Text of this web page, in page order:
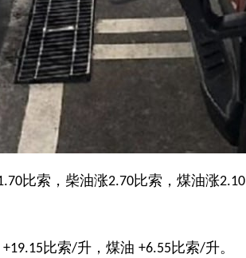
比索，柴油涨2.70比索，煤油涨2.10
+19.15 比索/升，煤油 +6.55 比索/升。